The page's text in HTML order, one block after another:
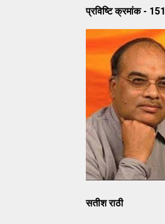
प्रविष्टि क्रमांक - 151
सतीश राठी